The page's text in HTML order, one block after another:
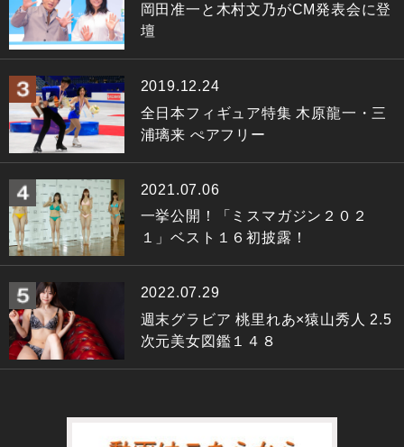
岡田准一と木村文乃がCM発表会に登
壇
2019.12.24
全日本フィギュア特集 木原龍一・三
浦璃来 ぺアフリー
2021.07.06
一挙公開！「ミスマガジン２０２
１」ベスト１６初披露！
2022.07.29
週末グラビア 桃里れあ×猿山秀人 2.5
次元美女図鑑１４８